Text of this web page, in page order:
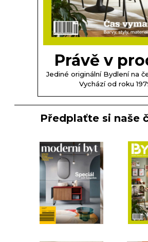
Právě v
Jediné originální Bydlení na
Vychází od roku
Předplaťte si naše